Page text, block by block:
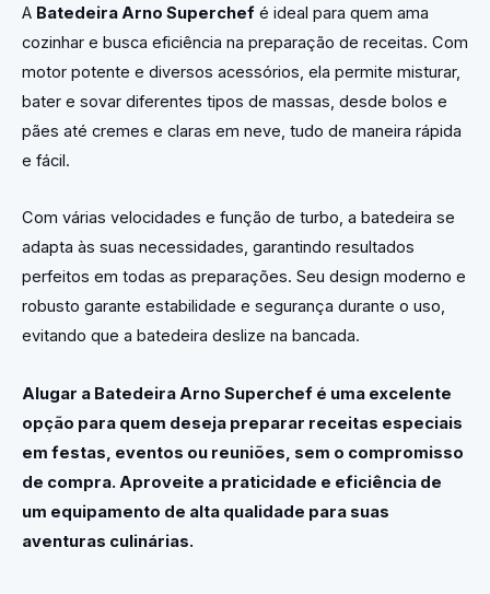
A Batedeira Arno Superchef é ideal para quem ama
cozinhar e busca eficiência na preparação de receitas. Com
motor potente e diversos acessórios, ela permite misturar,
bater e sovar diferentes tipos de massas, desde bolos e
pães até cremes e claras em neve, tudo de maneira rápida
e fácil.
Com várias velocidades e função de turbo, a batedeira se
adapta às suas necessidades, garantindo resultados
perfeitos em todas as preparações. Seu design moderno e
robusto garante estabilidade e segurança durante o uso,
evitando que a batedeira deslize na bancada.
Alugar a Batedeira Arno Superchef é uma excelente
opção para quem deseja preparar receitas especiais
em festas, eventos ou reuniões, sem o compromisso
de compra. Aproveite a praticidade e eficiência de
um equipamento de alta qualidade para suas
aventuras culinárias.